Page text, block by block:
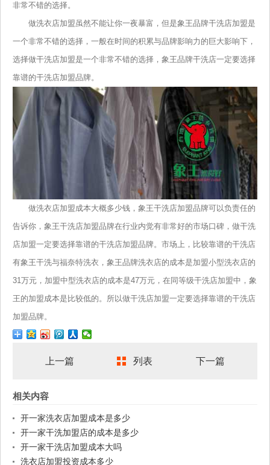
非常不错的选择。
做洗衣店加盟虽然不能让你一夜暴富，但是象王品牌干洗店加盟是
一个非常不错的选择，一般在时间的积累与品牌影响力的巨大影响下，
选择做干洗店加盟是一个非常不错的选择，象王品牌干洗店一定要选择
靠谱的干洗店加盟品牌。
做洗衣店加盟成本大概多少钱，象王干洗店加盟品牌可以负责任的
告诉你，象王干洗店加盟品牌在行业内觉有非常好的市场口碑，做干洗
店加盟一定要选择靠谱的干洗店加盟品牌。市场上，比较靠谱的干洗店
有象王干洗与福奈特洗衣，象王品牌洗衣店的成本是加盟小型洗衣店的
31万元，加盟中型洗衣店的成本是47万元，在同等级干洗店加盟中，象
王的加盟成本是比较低的。所以做干洗店加盟一定要选择靠谱的干洗店
加盟品牌。
上一篇 列表 下一篇
相关内容
开一家洗衣店加盟成本是多少
开一家干洗加盟店的成本是多少
开一家干洗店加盟成本大吗
洗衣店加盟投资成本多少